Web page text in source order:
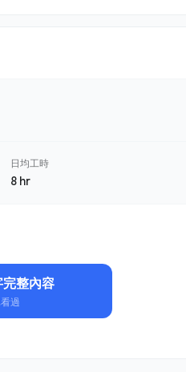
日均工時
8 hr
完整內容
過